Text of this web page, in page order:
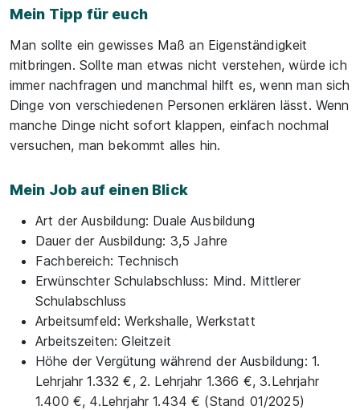
Mein Tipp für euch
Man sollte ein gewisses Maß an Eigenständigkeit
mitbringen. Sollte man etwas nicht verstehen, würde ich
immer nachfragen und manchmal hilft es, wenn man sich
Dinge von verschiedenen Personen erklären lässt. Wenn
manche Dinge nicht sofort klappen, einfach nochmal
versuchen, man bekommt alles hin.
Mein Job auf einen Blick
Art der Ausbildung: Duale Ausbildung
Dauer der Ausbildung: 3,5 Jahre
Fachbereich: Technisch
Erwünschter Schulabschluss: Mind. Mittlerer
Schulabschluss
Arbeitsumfeld: Werkshalle, Werkstatt
Arbeitszeiten: Gleitzeit
Höhe der Vergütung während der Ausbildung: 1.
Lehrjahr 1.332 €, 2. Lehrjahr 1.366 €, 3.Lehrjahr
1.400 €, 4.Lehrjahr 1.434 € (Stand 01/2025)